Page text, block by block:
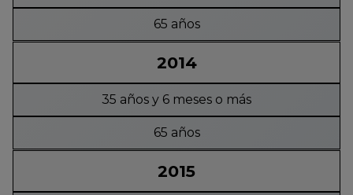
65 años
2014
35 años y 6 meses o más
65 años
2015